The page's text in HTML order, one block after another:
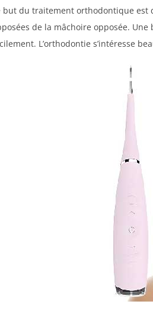
but du traitement orthodontique est
de la mâchoire opposée.
L’orthodontie s’intéresse